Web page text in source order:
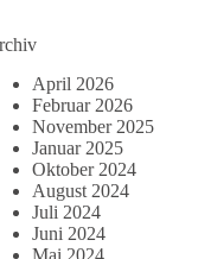
April 2026
Februar 2026
November 2025
Januar 2025
Oktober 2024
August 2024
Juli 2024
Juni 2024